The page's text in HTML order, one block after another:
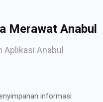
Merawat Anabul
Aplikasi Anabul
informasi